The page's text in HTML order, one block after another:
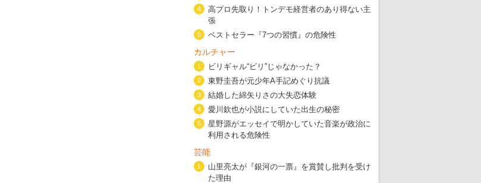
4
高プロ先取り！トンデモ経営者のあり得ない主
張
5 ベストセラー『7つの習慣』の危険性
カルチャー
1 ビリギャル“ビリ”じゃなかった？
2 東野圭吾が元少年A手記めぐり抗議
3 結婚した綿矢りさの大失恋体験
4 愛川欽也が小説にしていた出生の秘密
5
星野源がエッセイで明かしていた音楽が政治に
利用される危険性
芸能
1
山里亮太が『銀河の一票』を賞賛し批判を受け
た理由